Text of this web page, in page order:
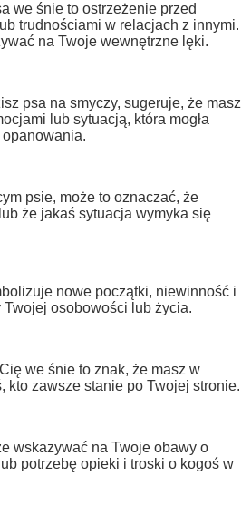
we śnie to ostrzeżenie przed
trudnościami w relacjach z innymi.
na Twoje wewnętrzne lęki.
psa na smyczy, sugeruje, że masz
lub sytuacją, która mogła
psie, może to oznaczać, że
że jakaś sytuacja wymyka się
nowe początki, niewinność i
osobowości lub życia.
we śnie to znak, że masz w
kto zawsze stanie po Twojej stronie.
wskazywać na Twoje obawy o
potrzebę opieki i troski o kogoś w